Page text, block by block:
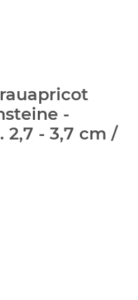
-
2,7 - 3,7 cm /